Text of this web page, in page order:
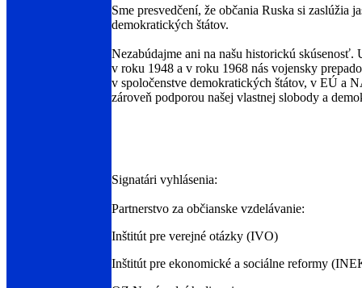
Sme presvedčení, že občania Ruska si
demokratických štátov.
Nezabúdajme ani na našu historickú
v roku 1948 a v roku 1968 nás vojensky
v spoločenstve demokratických štátov, v EÚ a
zároveň podporou našej vlastnej slobody a
Signatári vyhlásenia:
Partnerstvo za občianske vzdelávanie:
Inštitút pre verejné otázky (IVO)
Inštitút pre ekonomické a sociálne reformy